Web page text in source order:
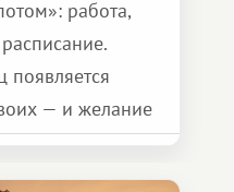
работа,
появляется
— и желание
человека что-то